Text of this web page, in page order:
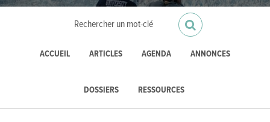
ACCUEIL ARTICLES AGENDA ANNONCES
DOSSIERS RESSOURCES